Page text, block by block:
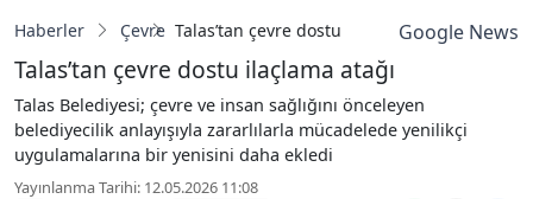
Haberler Çevre Talas’tan çevre dostu ilaçlama atağıGoogle News
Talas’tan çevre dostu ilaçlama atağı
Talas Belediyesi; çevre ve insan sağlığını önceleyen
belediyecilik anlayışıyla zararlılarla mücadelede yenilikçi
uygulamalarına bir yenisini daha ekledi
Yayınlanma Tarihi: 12.05.2026 11:08